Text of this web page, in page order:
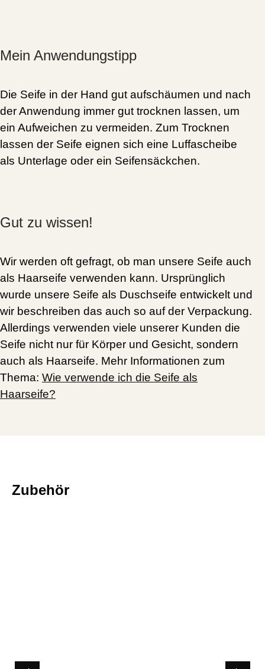
Mein Anwendungstipp
Die Seife in der Hand gut aufschäumen und nach
der Anwendung immer gut trocknen lassen, um
ein Aufweichen zu vermeiden. Zum Trocknen
lassen der Seife eignen sich eine Luffascheibe
als Unterlage oder ein Seifensäckchen.
Gut zu wissen!
Wir werden oft gefragt, ob man unsere Seife auch
als Haarseife verwenden kann. Ursprünglich
wurde unsere Seife als Duschseife entwickelt und
wir beschreiben das auch so auf der Verpackung.
Allerdings verwenden viele unserer Kunden die
Seife nicht nur für Körper und Gesicht, sondern
auch als Haarseife. Mehr Informationen zum
Thema: Wie verwende ich die Seife als
Haarseife?
Zubehör